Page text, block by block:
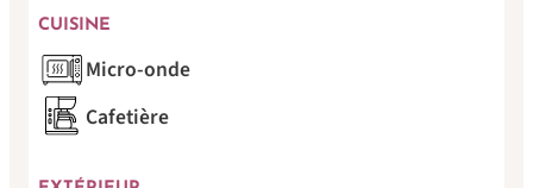
CUISINE
Micro-onde
Cafetière